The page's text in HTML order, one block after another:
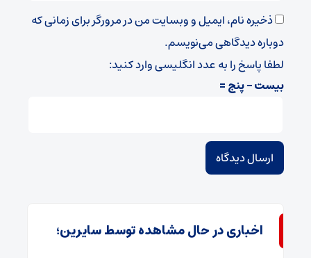
ذخیره نام، ایمیل و وبسایت من در مرورگر برای زمانی که
دوباره دیدگاهی می‌نویسم.
لطفا پاسخ را به عدد انگلیسی وارد کنید:
بیست − پنج =
اخباری در حال مشاهده توسط سایرین؛